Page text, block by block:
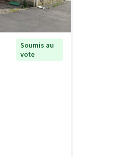
Soumis au
vote